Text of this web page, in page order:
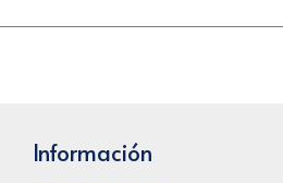
Información